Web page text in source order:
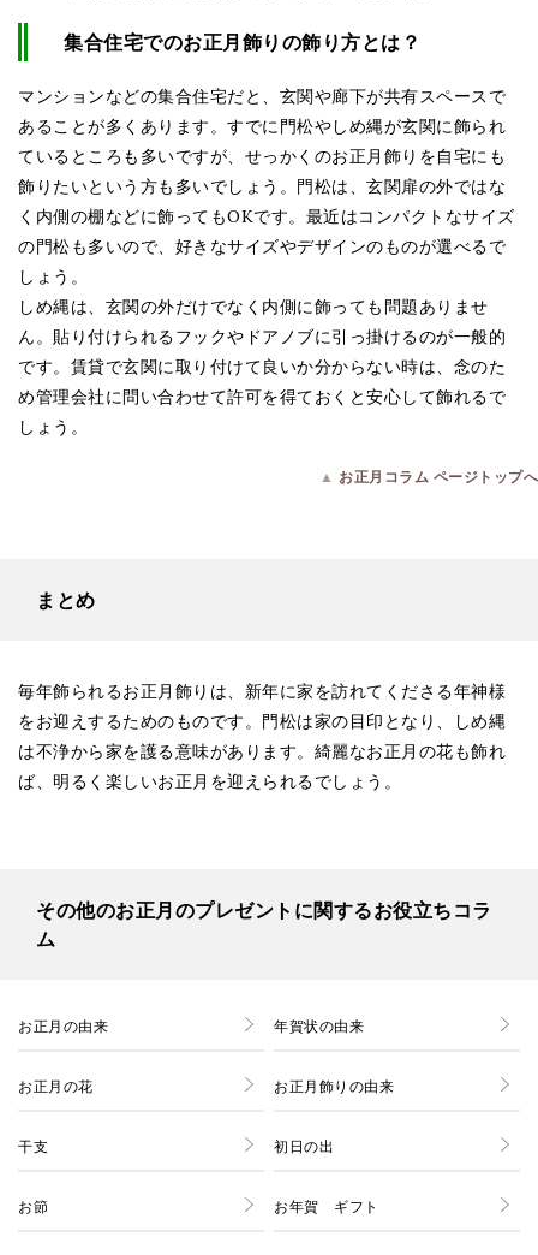
集合住宅でのお正月飾りの飾り方とは？
マンションなどの集合住宅だと、玄関や廊下が共有スペースで
あることが多くあります。すでに門松やしめ縄が玄関に飾られ
ているところも多いですが、せっかくのお正月飾りを自宅にも
飾りたいという方も多いでしょう。門松は、玄関扉の外ではな
く内側の棚などに飾ってもOKです。最近はコンパクトなサイズ
の門松も多いので、好きなサイズやデザインのものが選べるで
しょう。
しめ縄は、玄関の外だけでなく内側に飾っても問題ありませ
ん。貼り付けられるフックやドアノブに引っ掛けるのが一般的
です。賃貸で玄関に取り付けて良いか分からない時は、念のた
め管理会社に問い合わせて許可を得ておくと安心して飾れるで
しょう。
▲ お正月コラム ページトップへ
まとめ
毎年飾られるお正月飾りは、新年に家を訪れてくださる年神様
をお迎えするためのものです。門松は家の目印となり、しめ縄
は不浄から家を護る意味があります。綺麗なお正月の花も飾れ
ば、明るく楽しいお正月を迎えられるでしょう。
その他のお正月のプレゼントに関するお役立ちコラ
ム
お正月の由来 年賀状の由来
お正月の花 お正月飾りの由来
干支 初日の出
お節 お年賀 ギフト